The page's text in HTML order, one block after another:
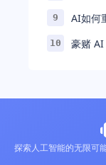
9
AI如何
10
豪赌 AI
探索人工智能的无限可